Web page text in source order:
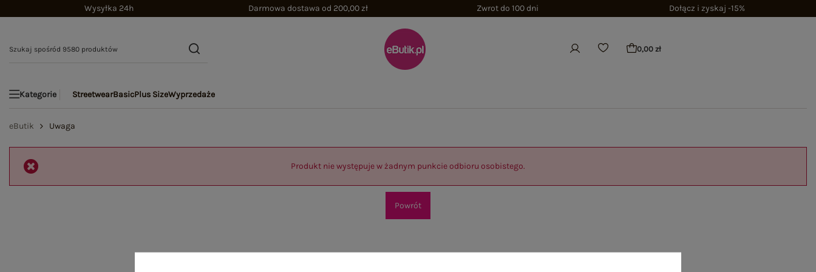
Wysyłka 24h Darmowa dostawa od 200,00 zł Zwrot do 100 dni Dołącz i zyskaj -15%
0,00 zł
Kategorie StreetwearBasicPlus SizeWyprzedaże
eButik Uwaga
Produkt nie występuje w żadnym punkcie odbioru osobistego.
Powrót